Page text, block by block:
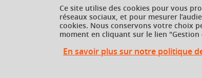
Ce site utilise des cookies pour vous
réseaux sociaux, et pour mesurer
cookies. Nous conservons votre choix
moment en cliquant sur le lien
En savoir plus sur notre politique
Université Grenoble Alpes
621 avenue Centrale
38400 Saint-Martin-d'Hères
France